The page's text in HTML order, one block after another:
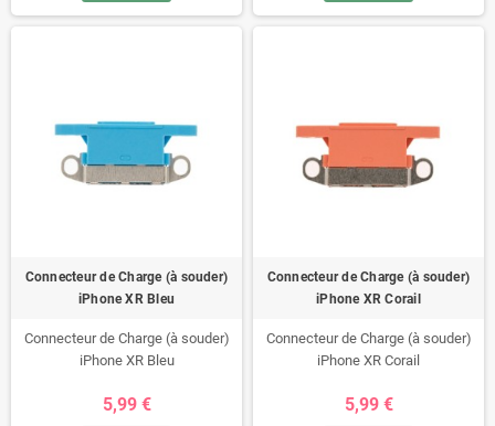
Connecteur de Charge (à souder)
iPhone XR Bleu
Connecteur de Charge (à souder)
iPhone XR Bleu
5,99 €
Connecteur de Charge (à souder)
iPhone XR Corail
Connecteur de Charge (à souder)
iPhone XR Corail
5,99 €